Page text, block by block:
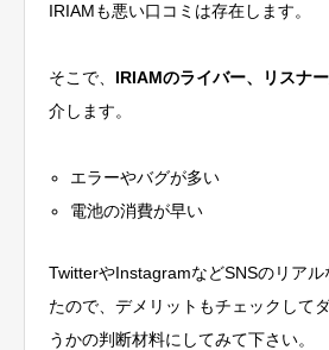
IRIAMも悪い口コミは存在します。
そこで、 IRIAMのライバー、リスナ
介します。
エラーやバグが多い
電池の消費が早い
TwitterやInstagramなどSNSのリアル
たので、デメリットもチェックして
うかの判断材料にしてみて下さい。